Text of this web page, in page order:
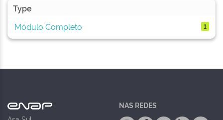
Type
Módulo Completo
1
NAS REDES